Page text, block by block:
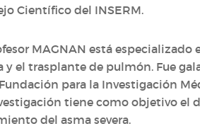
Científico del INSERM.
MAGNAN está
y el trasplante de pulmón. Fue
para la Investigación
tiene como objetivo el
del asma severa.